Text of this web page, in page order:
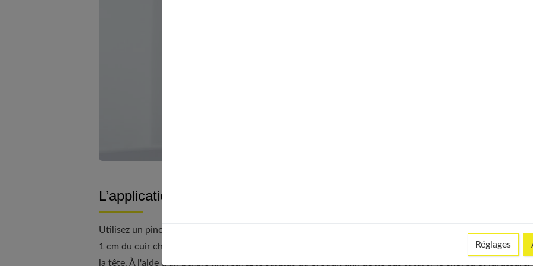
L’application du lissage brésilien
Utilisez un pinceau pour appliquer de manière uniforme
1 cm du cuir chevelu. Procédez mèche par mèche en remontant progressivement pour finir à l'avant de
la tête. À l'aide d'un peigne fin, retirez le surplus du produit afin de ne pas saturer le cheveu et lui assurer
Réglages